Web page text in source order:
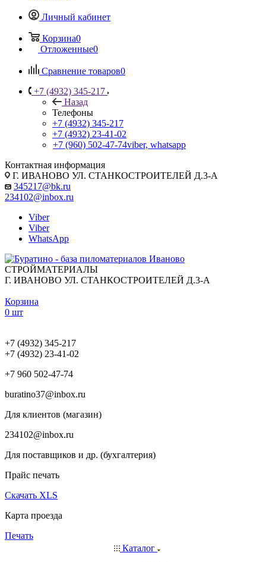
Личный кабинет
Корзина0
Отложенные0
Сравнение товаров0
+7 (4932) 345-217
Назад
Телефоны
+7 (4932) 345-217
+7 (4932) 23-41-02
+7 (960) 502-47-74viber, whatsapp
Контактная информация
Г. ИВАНОВО УЛ. СТАНКОСТРОИТЕЛЕЙ Д.3-А
345217@bk.ru
234102@inbox.ru
Viber
Viber
WhatsApp
СТРОЙМАТЕРИАЛЫ
Г. ИВАНОВО УЛ. СТАНКОСТРОИТЕЛЕЙ Д.3-А
Корзина
0 шт
+7 (4932) 345-217
+7 (4932) 23-41-02
+7 960 502-47-74
buratino37@inbox.ru
Для клиентов (магазин)
234102@inbox.ru
Для поставщиков и др. (бухгалтерия)
Прайс печать
Скачать XLS
Карта проезда
Печать
Каталог